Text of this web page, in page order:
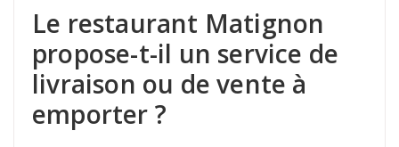
Le restaurant Matignon
propose-t-il un service de
livraison ou de vente à
emporter ?